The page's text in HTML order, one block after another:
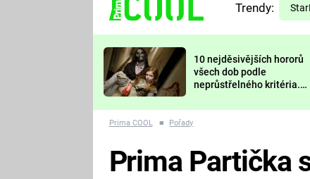
TŘESKU
FUTURAMA
PREDÁTOR
Trendy:
10 nejděsivějších hororů
všech dob podle
neprůstřelného kritéria.
nejvíc zvednou tep?
Prima COOL ■ Pořady
Prima Partička